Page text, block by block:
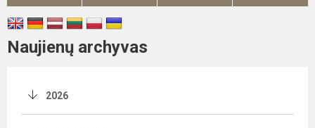
Naujienų archyvas
2026